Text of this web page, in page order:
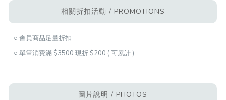
相關折扣活動 / PROMOTIONS
○ 會員商品足量折扣
○ 單筆消費滿 $3500 現折 $200 ( 可累計 )
圖片說明 / PHOTOS